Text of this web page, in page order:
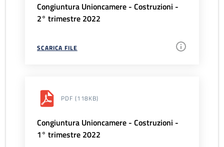
Congiuntura Unioncamere - Costruzioni -
2° trimestre 2022
SCARICA FILE
PDF (118KB)
Congiuntura Unioncamere - Costruzioni -
1° trimestre 2022